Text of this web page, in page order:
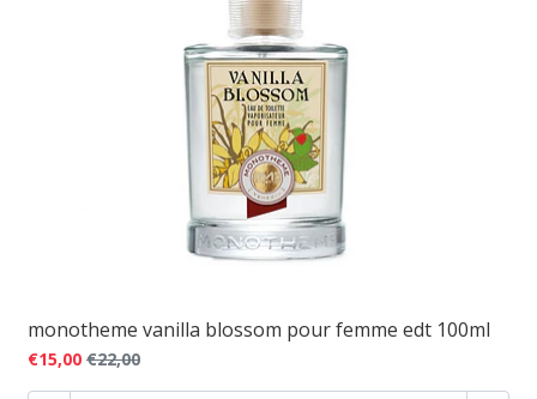
monotheme vanilla blossom pour femme edt 100ml
€15,00 €22,00